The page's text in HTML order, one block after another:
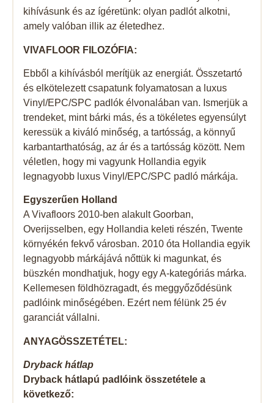
kihívásunk és az ígéretünk: olyan padlót alkotni,
amely valóban illik az életedhez.
VIVAFLOOR FILOZÓFIA:
Ebből a kihívásból merítjük az energiát. Összetartó
és elkötelezett csapatunk folyamatosan a luxus
Vinyl/EPC/SPC padlók élvonalában van. Ismerjük a
trendeket, mint bárki más, és a tökéletes egyensúlyt
keressük a kiváló minőség, a tartósság, a könnyű
karbantarthatóság, az ár és a tartósság között. Nem
véletlen, hogy mi vagyunk Hollandia egyik
legnagyobb luxus Vinyl/EPC/SPC padló márkája.
Egyszerűen Holland
A Vivafloors 2010-ben alakult Goorban,
Overijsselben, egy Hollandia keleti részén, Twente
környékén fekvő városban. 2010 óta Hollandia egyik
legnagyobb márkájává nőttük ki magunkat, és
büszkén mondhatjuk, hogy egy A-kategóriás márka.
Kellemesen földhözragadt, és meggyőződésünk
padlóink ​​minőségében. Ezért nem félünk 25 év
garanciát vállalni.
ANYAGÖSSZETÉTEL:
Dryback hátlap
Dryback hátlapú padlóink ​​összetétele a
következő: